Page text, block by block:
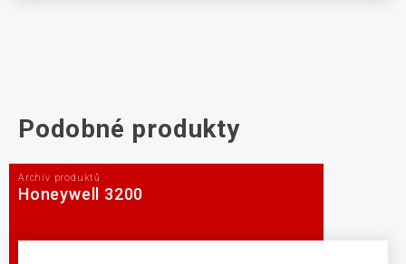
Podobné produkty
Archiv produktů
Honeywell 3200